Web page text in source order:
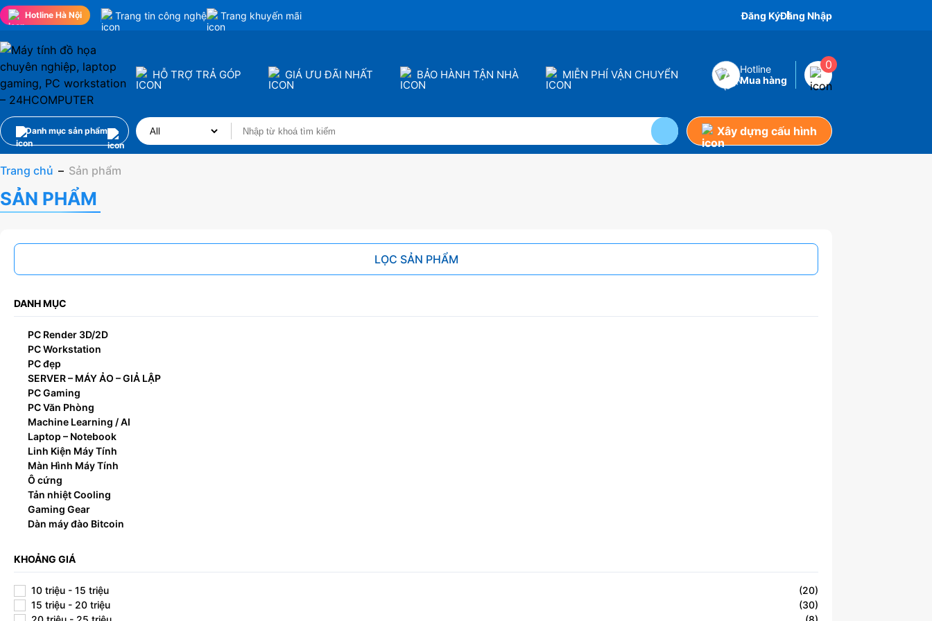
Hotline Hà Nội Trang tin công nghệ Trang khuyến mãi Đăng KýĐăng Nhập
HỖ TRỢ TRẢ GÓP GIÁ ƯU ĐÃI NHẤT BẢO HÀNH TẬN NHÀ MIỄN PHÍ VẬN CHUYỂN
Hotline
Mua hàng
0
Danh mục sản phẩm Xây dựng cấu hình
Trang chủ – Sản phẩm
SẢN PHẨM
LỌC SẢN PHẨM
DANH MỤC
PC Render 3D/2D
PC Workstation
PC đẹp
SERVER – MÁY ẢO – GIẢ LẬP
PC Gaming
PC Văn Phòng
Machine Learning / AI
Laptop – Notebook
Linh Kiện Máy Tính
Màn Hình Máy Tính
Ô cứng
Tản nhiệt Cooling
Gaming Gear
Dàn máy đào Bitcoin
KHOẢNG GIÁ
10 triệu - 15 triệu
(20)
15 triệu - 20 triệu
(30)